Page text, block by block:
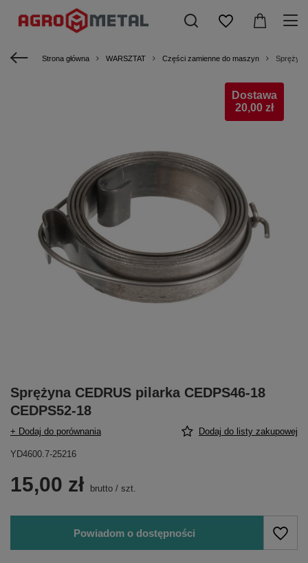
Strona główna WARSZTAT Części zamienne do maszyn
Dostawa
20,00 zł
Sprężyna CEDRUS pilarka CEDPS46-18
CEDPS52-18
+ Dodaj do porównania Dodaj do listy zakupowej
YD4600.7-25216
15,00 zł brutto / szt.
Powiadom o dostępności